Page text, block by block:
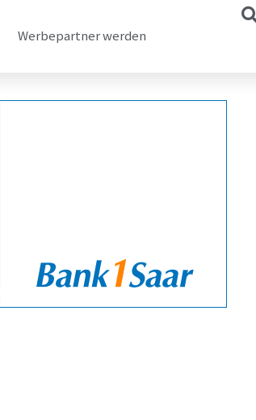
Werbepartner werden